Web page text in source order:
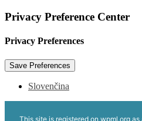
Privacy Preference Center
Privacy Preferences
Slovenčina
This site is registered on wpml.orgas